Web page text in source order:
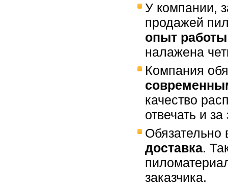
У компании,
продажей
опыт работы
налажена
Компания
качество
отвечать и
Обязательно
доставка.
заказчика.